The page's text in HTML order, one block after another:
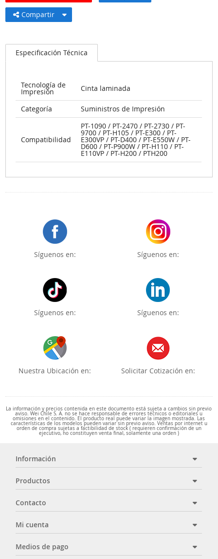
Compartir
Especificación Técnica
Tecnología de
Impresión Cinta laminada
Categoría Suministros de Impresión
Compatibilidad
PT-1090 / PT-2470 / PT-2730 / PT-
9700 / PT-H105 / PT-E300 / PT-
E300VP / PT-D400 / PT-E550W / PT-
D600 / PT-P900W / PT-H110 / PT-
E110VP / PT-H200 / PTH200
Síguenos en: Síguenos en:
Síguenos en: Síguenos en:
Nuestra Ubicación en: Solicitar Cotización en:
La información y precios contenida en este documento está sujeta a cambios sin previo
aviso. Wei Chile S. A. no se hace responsable de errores técnicos o editoriales u
omisiones en el contenido. El producto real puede variar la imagen mostrada. Las
características de los modelos pueden variar sin previo aviso. Ventas por internet u
orden de compra sujetas a factibilidad de stock ( requieren confirmación de un
ejecutivo, no constituyen venta final, solamente una orden )
Información
Productos
Contacto
Mi cuenta
Medios de pago